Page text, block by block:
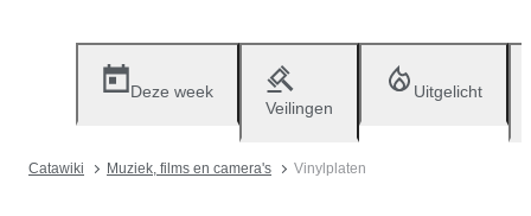
Deze week
Veilingen
Uitgelicht
Catawiki Muziek, films en camera's Vinylplaten